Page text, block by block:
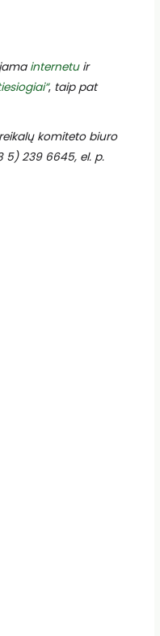
internetu ir
, taip pat
komiteto biuro
5) 239 6645, el. p.